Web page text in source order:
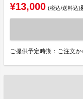
¥13,000 (税込/送料込)
ご提供予定時期：ご注文